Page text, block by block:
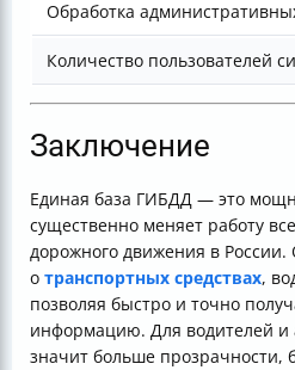
Обработка
Количество пользователей
Заключение
Единая база ГИБДД — это
существенно меняет работу
дорожного движения в
о транспортных средствах,
позволяя быстро и точно
информацию. Для водителей и
значит больше прозрачности,